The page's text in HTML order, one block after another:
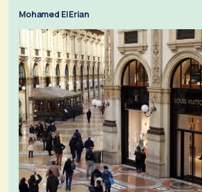
Mohamed El Erian